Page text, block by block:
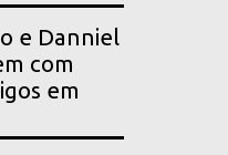
e Danniel
com
em